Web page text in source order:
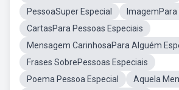
PessoaSuper Especial
ImagemPara
CartasPara Pessoas Especiais
Mensagem CarinhosaPara Alguém
Frases SobrePessoas Especiais
Poema Pessoa Especial
Aquela